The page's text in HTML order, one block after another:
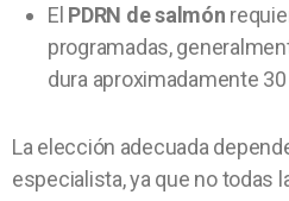
El PDRN de salmón
programadas,
dura aproximadamente
La elección adecuada
especialista, ya que no todas